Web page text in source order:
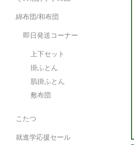
綿布団/和布団
即日発送コーナー
上下セット
掛ふとん
肌掛ふとん
敷布団
こたつ
就進学応援セール